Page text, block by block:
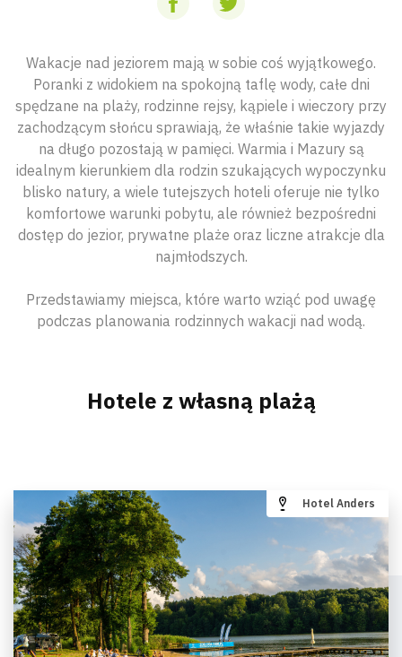
Wakacje nad jeziorem mają w sobie coś wyjątkowego.
Poranki z widokiem na spokojną taflę wody, całe dni
spędzane na plaży, rodzinne rejsy, kąpiele i wieczory przy
zachodzącym słońcu sprawiają, że właśnie takie wyjazdy
na długo pozostają w pamięci. Warmia i Mazury są
idealnym kierunkiem dla rodzin szukających wypoczynku
blisko natury, a wiele tutejszych hoteli oferuje nie tylko
komfortowe warunki pobytu, ale również bezpośredni
dostęp do jezior, prywatne plaże oraz liczne atrakcje dla
najmłodszych.
Przedstawiamy miejsca, które warto wziąć pod uwagę
podczas planowania rodzinnych wakacji nad wodą.
Hotele z własną plażą
Hotel Anders